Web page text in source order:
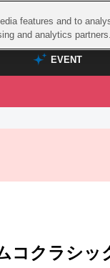
EVENT
TOP
ノオマジック
コクラシッ
features and to
and analytics partners.